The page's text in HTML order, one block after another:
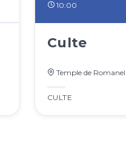
10:00
Culte
Temple de Romanel
CULTE